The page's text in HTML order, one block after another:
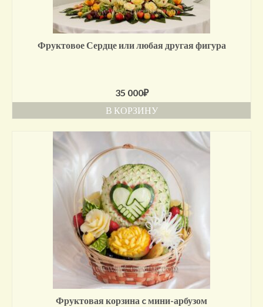
Фруктовое Сердце или любая другая фигура
35 000₽
В КОРЗИНУ
Фруктовая корзина c мини-арбузом